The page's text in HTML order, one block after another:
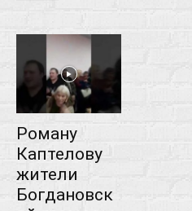
Роману
Каптелову
жители
Богдановск